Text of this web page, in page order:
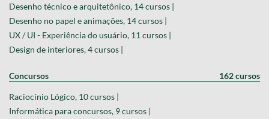
Desenho técnico e arquitetônico, 14 cursos |
Desenho no papel e animações, 14 cursos |
UX / UI - Experiência do usuário, 11 cursos |
Design de interiores, 4 cursos |
Concursos 162 cursos
Raciocínio Lógico, 10 cursos |
Informática para concursos, 9 cursos |